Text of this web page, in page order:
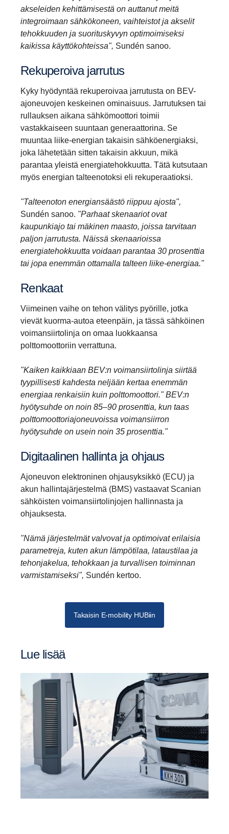
akseleiden kehittämisestä on auttanut meitä
integroimaan sähkökoneen, vaihteistot ja akselit
tehokkuuden ja suorituskyvyn optimoimiseksi
kaikissa käyttökohteissa", Sundén sanoo.
Rekupe­roiva jarrutus
Kyky hyödyntää rekuperoivaa jarrutusta on BEV-
ajoneuvojen keskeinen ominaisuus. Jarrutuksen tai
rullauksen aikana sähkömoottori toimii
vastakkaiseen suuntaan generaattorina. Se
muuntaa liike-energian takaisin sähköenergiaksi,
joka lähetetään sitten takaisin akkuun, mikä
parantaa yleistä energiatehokkuutta. Tätä kutsutaan
myös energian talteenotoksi eli rekuperaatioksi.
"Talteenoton energiansäästö riippuu ajosta",
Sundén sanoo. "Parhaat skenaariot ovat
kaupunkiajo tai mäkinen maasto, joissa tarvitaan
paljon jarrutusta. Näissä skenaarioissa
energiatehokkuutta voidaan parantaa 30 prosenttia
tai jopa enemmän ottamalla talteen liike-energiaa."
Renkaat
Viimeinen vaihe on tehon välitys pyörille, jotka
vievät kuorma-autoa eteenpäin, ja tässä sähköinen
voimansiirtolinja on omaa luokkaansa
polttomoottoriin verrattuna.
"Kaiken kaikkiaan BEV:n voimansiirtolinja siirtää
tyypillisesti kahdesta neljään kertaa enemmän
energiaa renkaisiin kuin polttomoottori." BEV:n
hyötysuhde on noin 85–90 prosenttia, kun taas
polttomoottoriajoneuvoissa voimansiirron
hyötysuhde on usein noin 35 prosenttia."
Digitaa­linen hallinta ja ohjaus
Ajoneuvon elektroninen ohjausyksikkö (ECU) ja
akun hallintajärjestelmä (BMS) vastaavat Scanian
sähköisten voimansiirtolinjojen hallinnasta ja
ohjauksesta.
"Nämä järjestelmät valvovat ja optimoivat erilaisia
parametreja, kuten akun lämpötilaa, lataustilaa ja
tehonjakelua, tehokkaan ja turvallisen toiminnan
varmistamiseksi", Sundén kertoo.
Takaisin E-mobility HUBiin
Lue lisää